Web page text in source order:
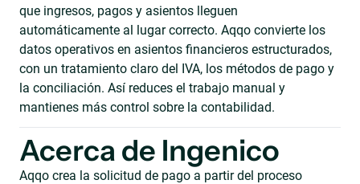
que ingresos, pagos y asientos lleguen
automáticamente al lugar correcto. Aqqo convierte los
datos operativos en asientos financieros estructurados,
con un tratamiento claro del IVA, los métodos de pago y
la conciliación. Así reduces el trabajo manual y
mantienes más control sobre la contabilidad.
Acerca de Ingenico
Aqqo crea la solicitud de pago a partir del proceso